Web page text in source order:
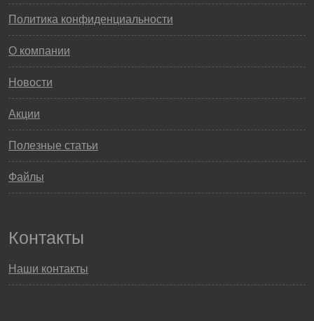
Политика конфиденциальности
О компании
Новости
Акции
Полезные статьи
Файлы
Контакты
Наши контакты